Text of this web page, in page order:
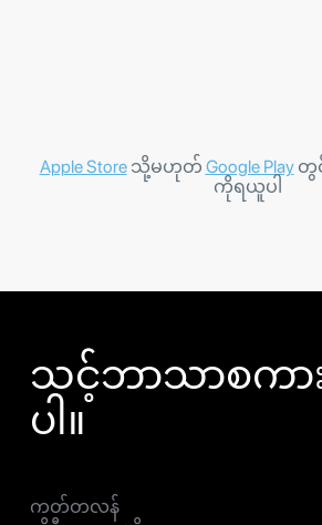
Apple Storeသို့မဟုတ် Google Playတွင်
ကိုရယူပါ
သင့်ဘာသာစကာ
ပါ။
ကတ်တလန်